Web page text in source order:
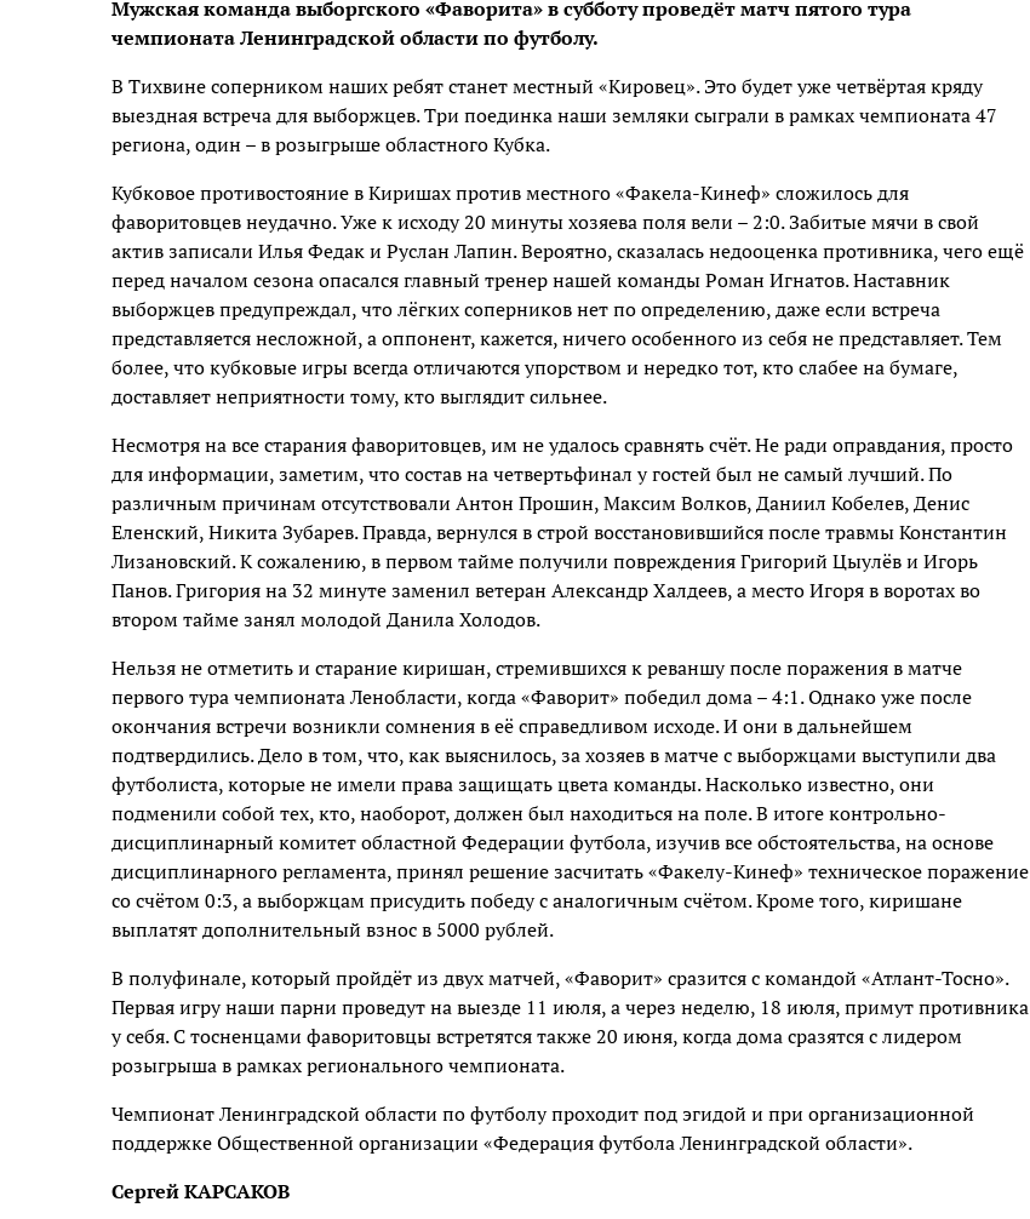
Мужская команда выборгского «Фаворита» в субботу проведёт матч пятого тура
чемпионата Ленинградской области по футболу.
В Тихвине соперником наших ребят станет местный «Кировец». Это будет уже четвёртая кряду
выездная встреча для выборжцев. Три поединка наши земляки сыграли в рамках чемпионата 47
региона, один – в розыгрыше областного Кубка.
Кубковое противостояние в Киришах против местного «Факела-Кинеф» сложилось для
фаворитовцев неудачно. Уже к исходу 20 минуты хозяева поля вели – 2:0. Забитые мячи в свой
актив записали Илья Федак и Руслан Лапин. Вероятно, сказалась недооценка противника, чего ещё
перед началом сезона опасался главный тренер нашей команды Роман Игнатов. Наставник
выборжцев предупреждал, что лёгких соперников нет по определению, даже если встреча
представляется несложной, а оппонент, кажется, ничего особенного из себя не представляет. Тем
более, что кубковые игры всегда отличаются упорством и нередко тот, кто слабее на бумаге,
доставляет неприятности тому, кто выглядит сильнее.
Несмотря на все старания фаворитовцев, им не удалось сравнять счёт. Не ради оправдания, просто
для информации, заметим, что состав на четвертьфинал у гостей был не самый лучший. По
различным причинам отсутствовали Антон Прошин, Максим Волков, Даниил Кобелев, Денис
Еленский, Никита Зубарев. Правда, вернулся в строй восстановившийся после травмы Константин
Лизановский. К сожалению, в первом тайме получили повреждения Григорий Цыулёв и Игорь
Панов. Григория на 32 минуте заменил ветеран Александр Халдеев, а место Игоря в воротах во
втором тайме занял молодой Данила Холодов.
Нельзя не отметить и старание киришан, стремившихся к реваншу после поражения в матче
первого тура чемпионата Ленобласти, когда «Фаворит» победил дома – 4:1. Однако уже после
окончания встречи возникли сомнения в её справедливом исходе. И они в дальнейшем
подтвердились. Дело в том, что, как выяснилось, за хозяев в матче с выборжцами выступили два
футболиста, которые не имели права защищать цвета команды. Насколько известно, они
подменили собой тех, кто, наоборот, должен был находиться на поле. В итоге контрольно-
дисциплинарный комитет областной Федерации футбола, изучив все обстоятельства, на основе
дисциплинарного регламента, принял решение засчитать «Факелу-Кинеф» техническое поражение
со счётом 0:3, а выборжцам присудить победу с аналогичным счётом. Кроме того, киришане
выплатят дополнительный взнос в 5000 рублей.
В полуфинале, который пройдёт из двух матчей, «Фаворит» сразится с командой «Атлант-Тосно».
Первая игру наши парни проведут на выезде 11 июля, а через неделю, 18 июля, примут противника
у себя. С тосненцами фаворитовцы встретятся также 20 июня, когда дома сразятся с лидером
розыгрыша в рамках регионального чемпионата.
Чемпионат Ленинградской области по футболу проходит под эгидой и при организационной
поддержке Общественной организации «Федерация футбола Ленинградской области».
Сергей КАРСАКОВ